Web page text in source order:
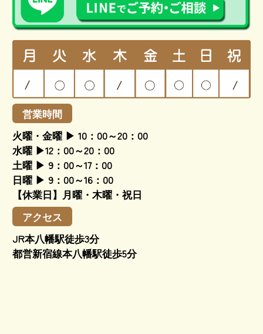
営業時間
火曜・金曜 ▶ 10：00～20：00
水曜 ▶12：00～20：00
土曜 ▶ 9：00～17：00
日曜 ▶ 9：00～16：00
【休業日】月曜・木曜・祝日
アクセス
JR本八幡駅徒歩3分
都営新宿線本八幡駅徒歩5分